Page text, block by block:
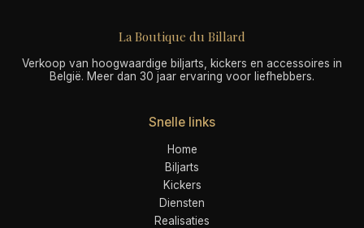
La Boutique du Billard
Verkoop van hoogwaardige biljarts, kickers en accessoires in
België. Meer dan 30 jaar ervaring voor liefhebbers.
Snelle links
Home
Biljarts
Kickers
Diensten
Realisaties